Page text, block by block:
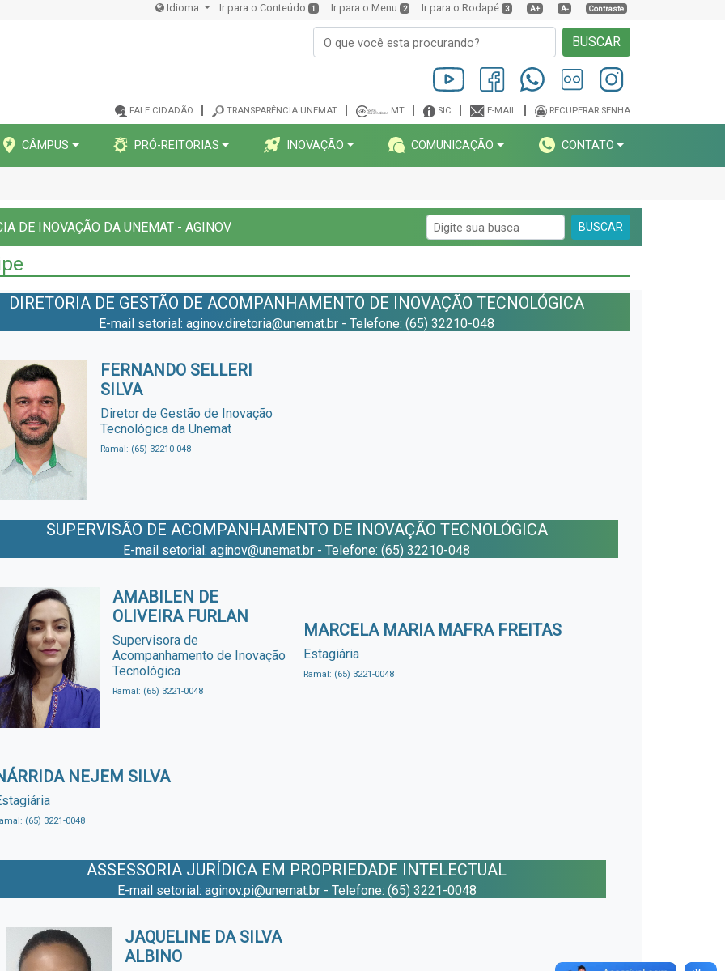
Idioma Ir para o Conteúdo 1 Ir para o Menu 2 Ir para o Rodapé 3 A+ A- Contraste
BUSCAR
FALE CIDADÃO TRANSPARÊNCIA UNEMAT MT SIC E-MAIL RECUPERAR SENHA
CÂMPUS PRÓ-REITORIAS INOVAÇÃO COMUNICAÇÃO CONTATO
DE INOVAÇÃO DA UNEMAT - AGINOV BUSCAR
DIRETORIA DE GESTÃO DE ACOMPANHAMENTO DE INOVAÇÃO TECNOLÓGICA
E-mail setorial: aginov.diretoria@unemat.br - Telefone: (65) 32210-048
FERNANDO SELLERI
SILVA
Diretor de Gestão de Inovação
Tecnológica da Unemat
Ramal: (65) 32210-048
SUPERVISÃO DE ACOMPANHAMENTO DE INOVAÇÃO TECNOLÓGICA
E-mail setorial: aginov@unemat.br - Telefone: (65) 32210-048
AMABILEN DE
OLIVEIRA FURLAN
Supervisora de
Acompanhamento de Inovação
Tecnológica
Ramal: (65) 3221-0048
MARCELA MARIA MAFRA FREITAS
Estagiária
Ramal: (65) 3221-0048
NEJEM SILVA
(65) 3221-0048
ASSESSORIA JURÍDICA EM PROPRIEDADE INTELECTUAL
E-mail setorial: aginov.pi@unemat.br - Telefone: (65) 3221-0048
JAQUELINE DA SILVA
ALBINO